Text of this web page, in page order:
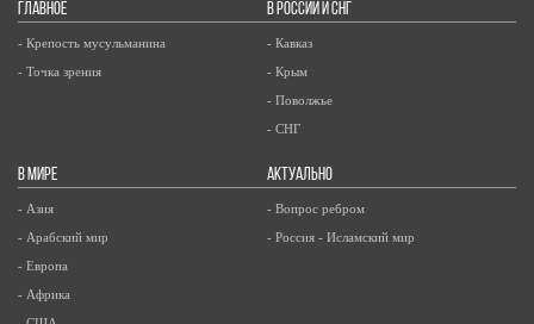
ГЛАВНОЕ
- Крепость мусульманина
- Точка зрения
В РОССИИ И СНГ
- Кавказ
- Крым
- Поволжье
- СНГ
В МИРЕ
- Азия
- Арабский мир
- Европа
- Африка
АКТУАЛЬНО
- Вопрос ребром
- Россия - Исламский мир